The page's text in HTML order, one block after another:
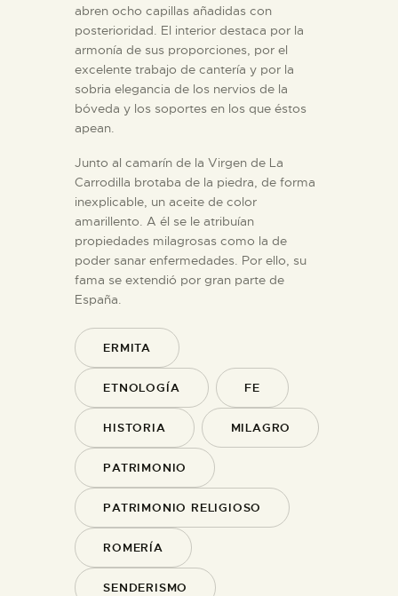
abren ocho capillas añadidas con
posterioridad. El interior destaca por la
armonía de sus proporciones, por el
excelente trabajo de cantería y por la
sobria elegancia de los nervios de la
bóveda y los soportes en los que éstos
apean.
Junto al camarín de la Virgen de La
Carrodilla brotaba de la piedra, de forma
inexplicable, un aceite de color
amarillento. A él se le atribuían
propiedades milagrosas como la de
poder sanar enfermedades. Por ello, su
fama se extendió por gran parte de
España.
ERMITA
ETNOLOGÍA FE
HISTORIA MILAGRO
PATRIMONIO
PATRIMONIO RELIGIOSO
ROMERÍA
SENDERISMO